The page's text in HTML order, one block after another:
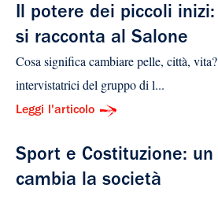
Il potere dei piccoli inizi:
si racconta al Salone
Cosa significa cambiare pelle, città,
intervistatrici del gruppo di l...
Leggi l'articolo
Sport e Costituzione:
cambia la società